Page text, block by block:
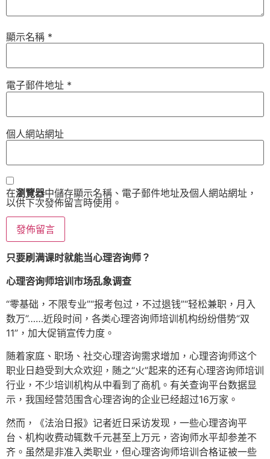
顯示名稱 *
電子郵件地址 *
個人網站網址
在瀏覽器中儲存顯示名稱、電子郵件地址及個人網站網址，
以供下次發佈留言時使用。
只要刷满课时就能当心理咨询师？
心理咨询师培训市场乱象调查
“零基础，不限专业”“报考包过，不过退钱”“轻松兼职，月入
数万”……近段时间，各类心理咨询师培训机构纷纷借势“双
11”，加大促销宣传力度。
随着家庭、职场、社交心理咨询需求增加，心理咨询师这个
职业日趋受到大众欢迎，随之“火”起来的还有心理咨询师培训
行业，不少培训机构从中看到了商机。有关查询平台数据显
示，我国经营范围含心理咨询的企业已经超过16万家。
然而，《法治日报》记者近日采访发现，一些心理咨询平
台、机构收费动辄数千元甚至上万元，咨询师水平却参差不
齐。虽然是非准入类职业，但心理咨询师培训合格证被一些